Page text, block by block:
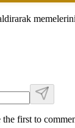
first to